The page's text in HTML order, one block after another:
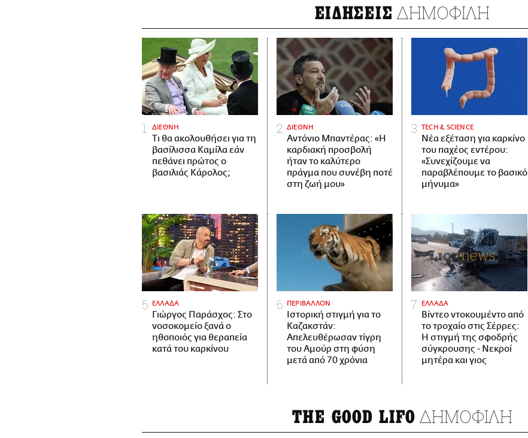
ΕΙΔΗΣΕΙΣ ΔΗΜΟΦΙΛΗ
ΔΙΕΘΝΗ
Τι θα ακολουθήσει για τη
βασίλισσα Καμίλα εάν
πεθάνει πρώτος ο
βασιλιάς Κάρολος;
ΔΙΕΘΝΗ
Αντόνιο Μπαντέρας: «Η
καρδιακή προσβολή
ήταν το καλύτερο
πράγμα που συνέβη ποτέ
στη ζωή μου»
ΤECH & SCIENCE
Νέα εξέταση για καρκίνο
του παχέος εντέρου:
«Συνεχίζουμε να
παραβλέπουμε το βασικό
μήνυμα»
ΕΛΛΑΔΑ
Γιώργος Παράσχος: Στο
νοσοκομείο ξανά ο
ηθοποιός για θεραπεία
κατά του καρκίνου
ΠΕΡΙΒΑΛΛΟΝ
Ιστορική στιγμή για το
Καζακστάν:
Απελευθέρωσαν τίγρη
του Αμούρ στη φύση
μετά από 70 χρόνια
ΕΛΛΑΔΑ
Βίντεο ντοκουμέντο από
το τροχαίο στις Σέρρες:
Η στιγμή της σφοδρής
σύγκρουσης - Νεκροί
μητέρα και γιος
THE GOOD LIFO ΔΗΜΟΦΙΛΗ